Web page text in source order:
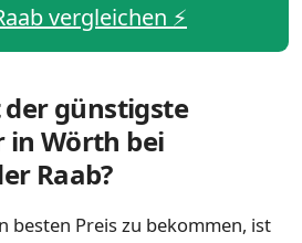
vergleichen ⚡️
günstigste
Wörth bei
Raab?
besten Preis zu bekommen, ist